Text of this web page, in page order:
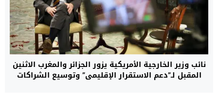
نائب وزير الخارجية الأمريكية يزور الجزائر والمغرب الاثنين
المقبل لـ”دعم الاستقرار الإقليمي” وتوسيع الشراكات